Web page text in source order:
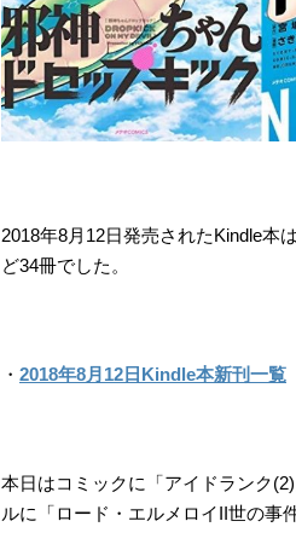
2018年8月12日発売されたKindle本
ど34冊でした。
・ 2018年8月12日Kindle本新刊一覧
本日はコミックに「アイドランク
ルに「ロード・エルメロイII世の事